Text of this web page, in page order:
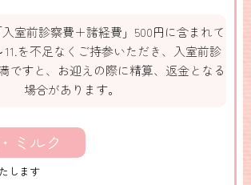
入室前診察費＋諸経費」500円に含まれて
11.を不足なくご持参いただき、入室前診
ですと、お迎えの際に精算、返金となる
場合があります。
ミルク
します